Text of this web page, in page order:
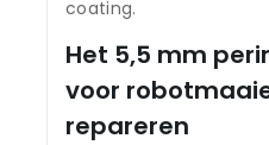
coating.
Het 5,5 mm
voor
repareren